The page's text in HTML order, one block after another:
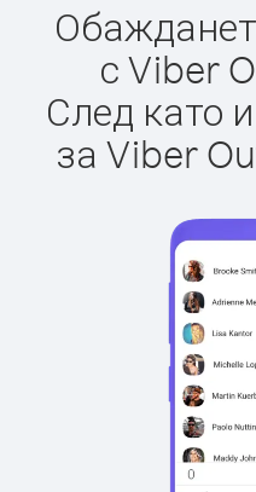
с Viber
След като
за Viber